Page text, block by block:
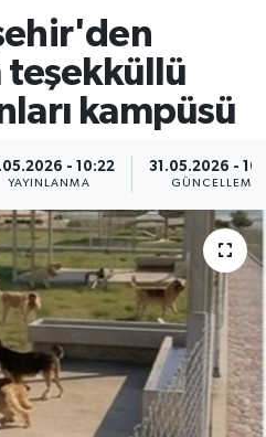
teşekküllü
kampüsü
- 10:22
YAYINLANMA
31.05.2026 -
GÜNCELLEME